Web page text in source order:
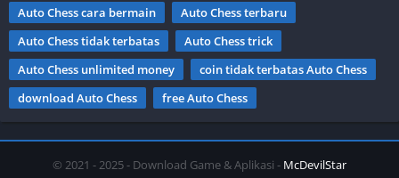
Auto Chess cara bermain
Auto Chess terbaru
Auto Chess tidak terbatas
Auto Chess trick
Auto Chess unlimited money
coin tidak terbatas Auto Chess
download Auto Chess
free Auto Chess
© 2021 - 2025 - Download Game & Aplikasi - McDevilStar